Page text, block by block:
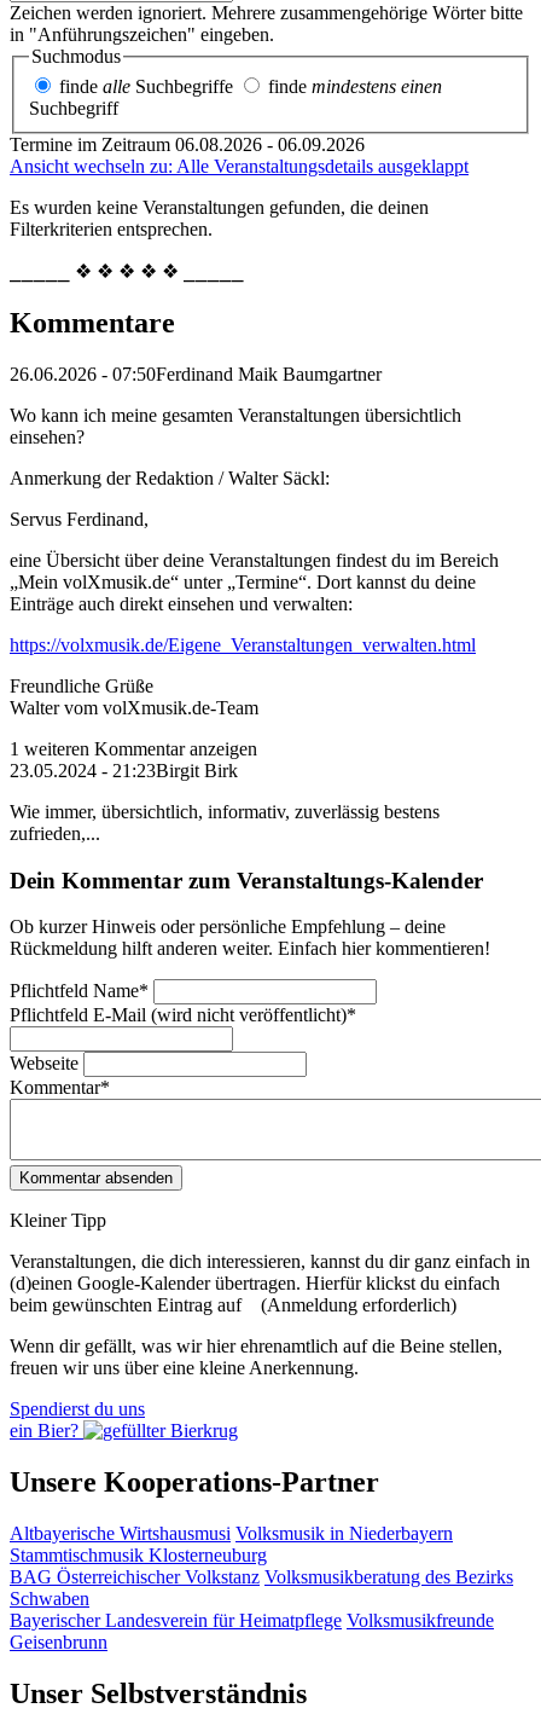
Zeichen werden ignoriert. Mehrere zusammengehörige Wörter bitte
in "Anführungszeichen" eingeben.
Suchmodus
finde alle Suchbegriffe finde mindestens einen
Suchbegriff
Termine im Zeitraum 06.08.2026 - 06.09.2026
Ansicht wechseln zu: Alle Veranstaltungsdetails ausgeklappt
Es wurden keine Veranstaltungen gefunden, die deinen
Filterkriterien entsprechen.
⎯⎯⎯⎯⎯ ❖ ❖ ❖ ❖ ❖ ⎯⎯⎯⎯⎯
Kommentare
26.06.2026 - 07:50Ferdinand Maik Baumgartner
Wo kann ich meine gesamten Veranstaltungen übersichtlich
einsehen?
Anmerkung der Redaktion /Walter Säckl:
Servus Ferdinand,
eine Übersicht über deine Veranstaltungen findest du im Bereich
„Mein volXmusik.de“ unter „Termine“. Dort kannst du deine
Einträge auch direkt einsehen und verwalten:
https://volxmusik.de/Eigene_Veranstaltungen_verwalten.html
Freundliche Grüße
Walter vom volXmusik.de-Team
1 weiteren Kommentar anzeigen
23.05.2024 - 21:23Birgit Birk
Wie immer, übersichtlich, informativ, zuverlässig bestens
zufrieden,...
Dein Kommentar zum Veranstaltungs-Kalender
Ob kurzer Hinweis oder persönliche Empfehlung – deine
Rückmeldung hilft anderen weiter. Einfach hier kommentieren!
Pflichtfeld Name*
Pflichtfeld E-Mail (wird nicht veröffentlicht)*
Webseite
Kommentar*
Kleiner Tipp
Veranstaltungen, die dich interessieren, kannst du dir ganz einfach in
(d)einen Google-Kalender übertragen. Hierfür klickst du einfach
beim gewünschten Eintrag auf
(Anmeldung erforderlich)
Wenn dir gefällt, was wir hier ehrenamtlich auf die Beine stellen,
freuen wir uns über eine kleine Anerkennung.
Spendierst du uns
ein Bier?
Unsere Kooperations-Partner
Altbayerische Wirtshausmusi Volksmusik in Niederbayern
Stammtischmusik Klosterneuburg
BAG Österreichischer Volkstanz Volksmusikberatung des Bezirks
Schwaben
Bayerischer Landesverein für Heimatpflege Volksmusikfreunde
Geisenbrunn
Unser Selbstverständnis